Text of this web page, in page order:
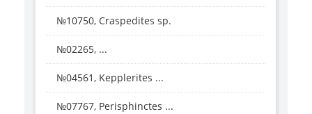
№10750, Craspedites sp.
№02265, ...
№04561, Kepplerites ...
№07767, Perisphinctes ...